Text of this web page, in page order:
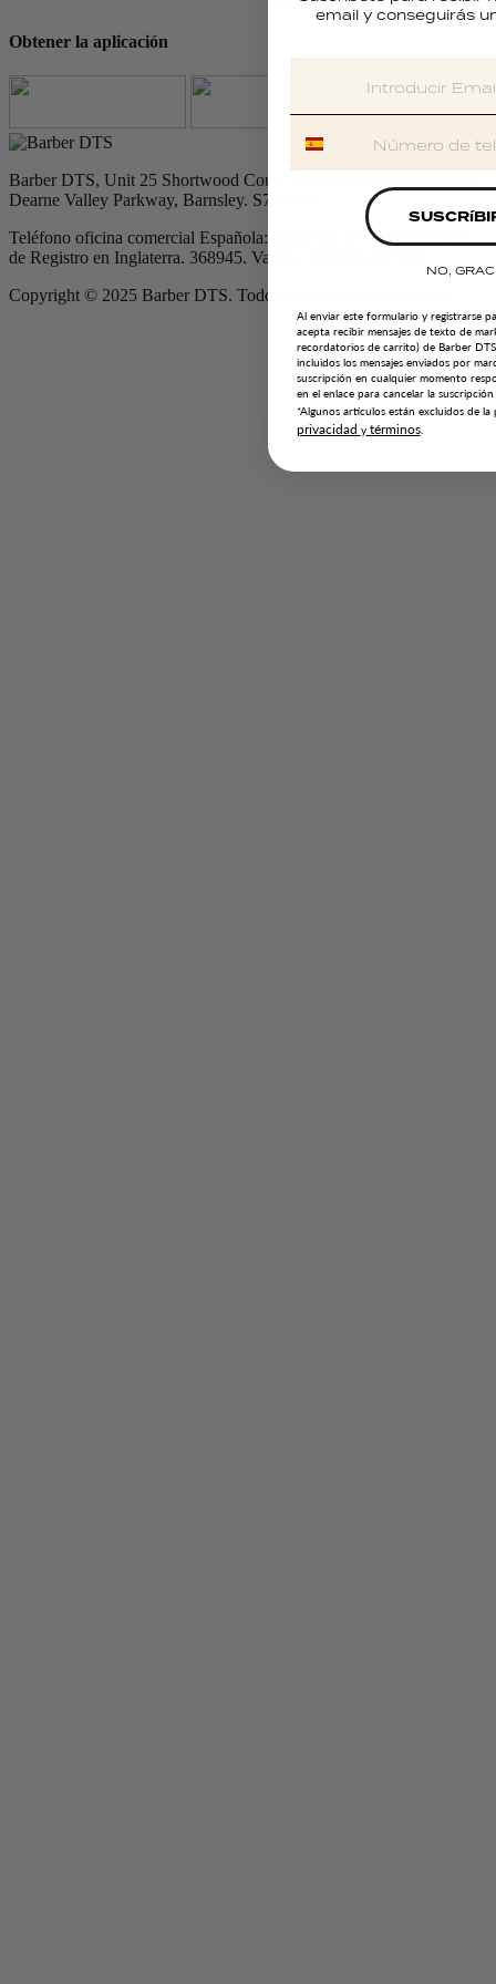
Obtener la aplicación
Barber DTS, Unit 25 Shortwood Court, Shortwood Business Park,
Dearne Valley Parkway, Barnsley. S74 9LH
Teléfono oficina comercial Española: 0034 937 37 93 09 Número
de Registro en Inglaterra. 368945. Vat No. GB125 457 908
Copyright © 2025 Barber DTS. Todos los derechos reservados.
email y conseguirás
NO,
Al enviar este formulario y registrarse
acepta recibir mensajes de texto de
recordatorios de carrito) de Barber
incluidos los mensajes enviados por
suscripción en cualquier momento
en el enlace para cancelar la
*Algunos artículos están excluidos de
privacidad ytérminos.